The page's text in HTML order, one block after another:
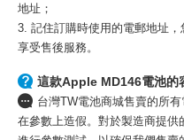
地址；
3. 記住訂購時使用的電郵地址
享受售後服務。
這款Apple MD146電池的
台灣TW電池商城售賣的所
在參數上造假。對於製造商提供